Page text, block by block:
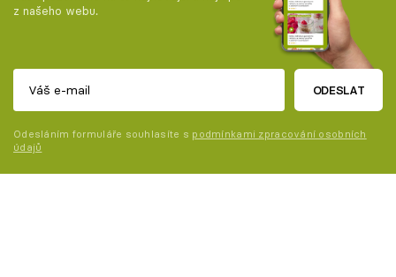
z našeho webu.
ODESLAT
Odesláním formuláře souhlasíte s podmínkami zpracování osobních
údajů